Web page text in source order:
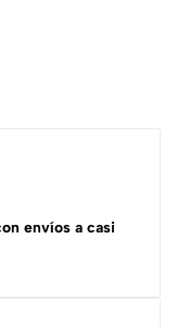
envíos a casi